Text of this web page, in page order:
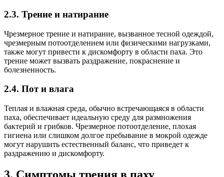
2.3. Трение и натирание
Чрезмерное трение и натирание, вызванное тесной одеждой,
чрезмерным потоотделением или физическими нагрузками,
также могут привести к дискомфорту в области паха. Это
трение может вызвать раздражение, покраснение и
болезненность.
2.4. Пот и влага
Теплая и влажная среда, обычно встречающаяся в области
паха, обеспечивает идеальную среду для размножения
бактерий и грибков. Чрезмерное потоотделение, плохая
гигиена или слишком долгое пребывание в мокрой одежде
могут нарушить естественный баланс, что приведет к
раздражению и дискомфорту.